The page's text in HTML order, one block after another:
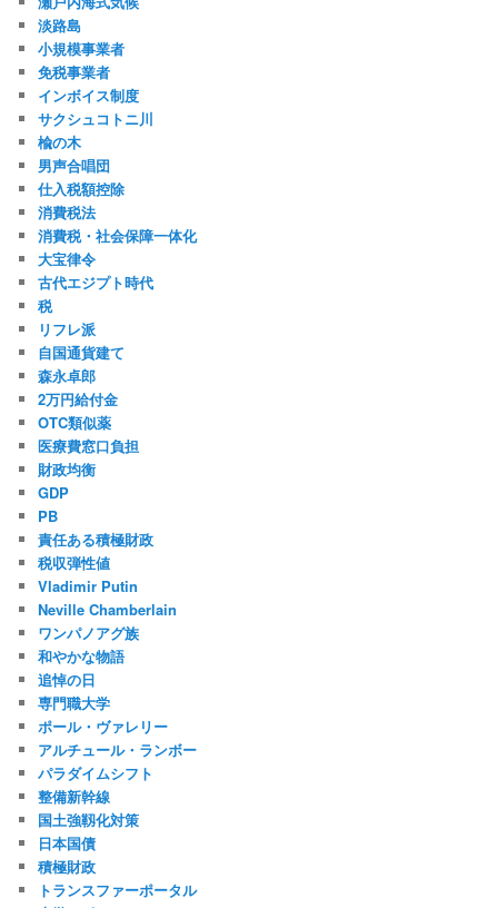
淡路島
小規模事業者
免税事業者
インボイス制度
サクシュコトニ川
楡の木
男声合唱団
仕入税額控除
消費税法
消費税・社会保障一体化
大宝律令
古代エジプト時代
税
リフレ派
自国通貨建て
森永卓郎
2万円給付金
OTC類似薬
医療費窓口負担
財政均衡
GDP
PB
責任ある積極財政
税収弾性値
Vladimir Putin
Neville Chamberlain
ワンパノアグ族
和やかな物語
追悼の日
専門職大学
ポール・ヴァレリー
アルチュール・ランボー
パラダイムシフト
整備新幹線
国土強靱化対策
日本国債
積極財政
トランスファーポータル